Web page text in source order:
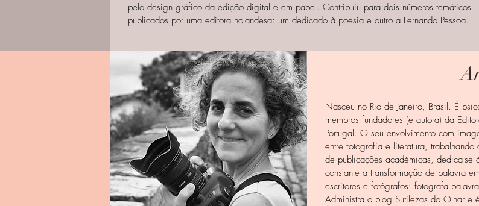
pelo design gráfico da edição digital e em papel. Contribuiu para dois números temáticos
publicados por uma editora holandesa: um dedicado à poesia e outro a Fernando Pessoa.
Nasceu no Rio de Janeiro, Brasil. É
membros fundadores (e autora) da
Portugal. O seu envolvimento com
entre fotografia e literatura,
de publicações académicas, dedica-se
constante a transformação de palavra
escritores e fotógrafos: fotografa
Administra o blog Sutilezas do Olhar e